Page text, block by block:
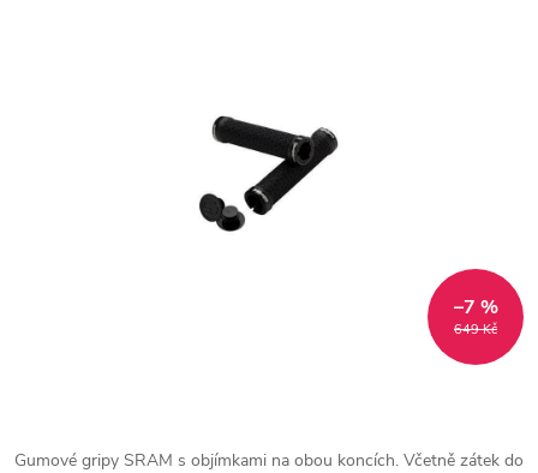
649 Kč
–7 %
Gumové gripy SRAM s objímkami na obou koncích. Včetně zátek do